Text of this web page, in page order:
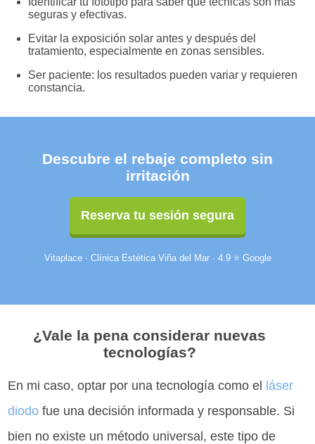
seguras y efectivas.
Evitar la exposición solar antes y después del
tratamiento, especialmente en zonas sensibles.
Ser paciente: los resultados pueden variar y requieren
constancia.
Descubre el rebaje completo sin
irritación
Reserva tu sesión segura
Vitaplace · Clínica Estética Viña del Mar · 4.9 ⭐ Google
¿Vale la pena considerar nuevas
tecnologías?
En mi caso, optar por una tecnología como el láser
diodo fue una decisión informada y responsable. Si
bien no existe un método universal, este tipo de